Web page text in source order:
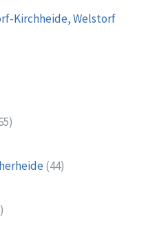
Kirchheide, Welstorf
(44)